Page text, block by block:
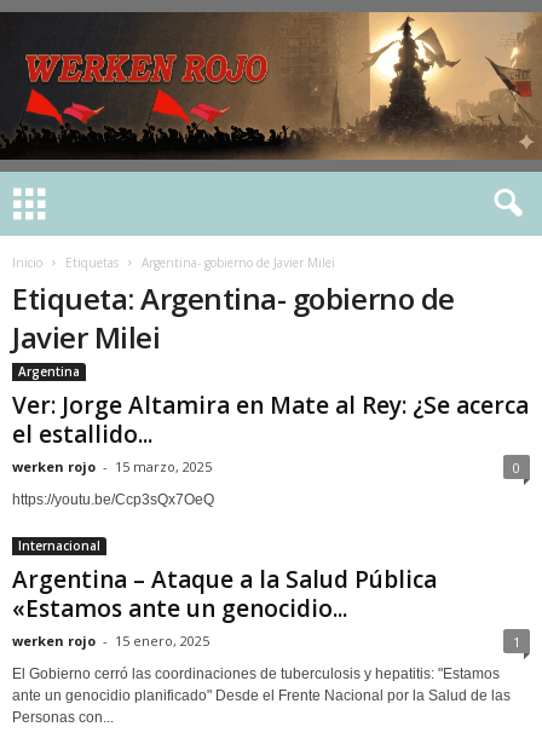
Inicio Etiquetas Argentina- gobierno de Javier Milei
Etiqueta: Argentina- gobierno de
Javier Milei
Argentina
Ver: Jorge Altamira en Mate al Rey: ¿Se acerca
el estallido...
werken rojo - 15 marzo, 2025 0
https://youtu.be/Ccp3sQx7OeQ
Internacional
Argentina – Ataque a la Salud Pública
«Estamos ante un genocidio...
werken rojo - 15 enero, 2025 1
El Gobierno cerró las coordinaciones de tuberculosis y hepatitis: "Estamos
ante un genocidio planificado" Desde el Frente Nacional por la Salud de las
Personas con...